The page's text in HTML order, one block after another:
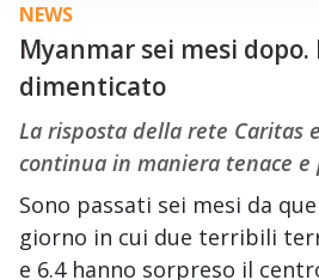
NEWS
Myanmar sei mesi
dimenticato
La risposta della rete Caritas
continua in maniera tenace
Sono passati sei mesi da
giorno in cui due terribili
e 6.4 hanno sorpreso il